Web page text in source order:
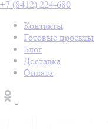
+7 (8412) 224-680
Контакты
Готовые проекты
Блог
Доставка
Оплата